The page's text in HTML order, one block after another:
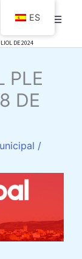
DE 2024
PLE
DE
/
ES